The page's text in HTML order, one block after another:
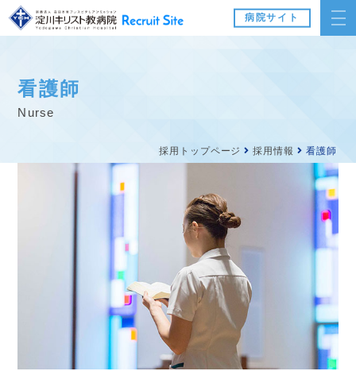
病院サイト
看護師
nurse
採用トップページ 採用情報 看護師